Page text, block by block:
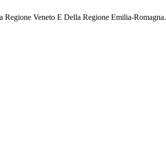
Veneto E Della Regione Emilia-Romagna.